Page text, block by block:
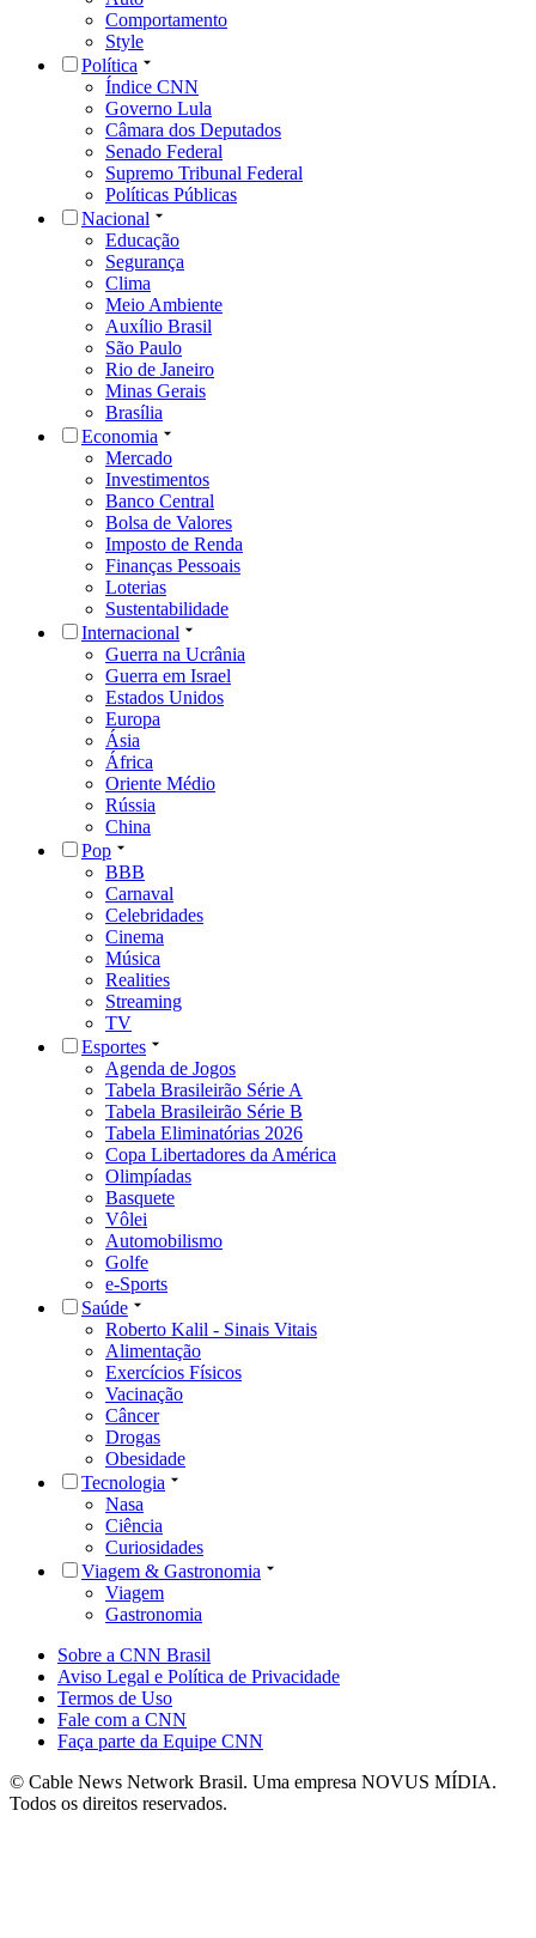
Comportamento
Style
Política
Índice CNN
Governo Lula
Câmara dos Deputados
Senado Federal
Supremo Tribunal Federal
Políticas Públicas
Nacional
Educação
Segurança
Clima
Meio Ambiente
Auxílio Brasil
São Paulo
Rio de Janeiro
Minas Gerais
Brasília
Economia
Mercado
Investimentos
Banco Central
Bolsa de Valores
Imposto de Renda
Finanças Pessoais
Loterias
Sustentabilidade
Internacional
Guerra na Ucrânia
Guerra em Israel
Estados Unidos
Europa
Ásia
África
Oriente Médio
Rússia
China
Pop
BBB
Carnaval
Celebridades
Cinema
Música
Realities
Streaming
TV
Esportes
Agenda de Jogos
Tabela Brasileirão Série A
Tabela Brasileirão Série B
Tabela Eliminatórias 2026
Copa Libertadores da América
Olimpíadas
Basquete
Vôlei
Automobilismo
Golfe
e-Sports
Saúde
Roberto Kalil - Sinais Vitais
Alimentação
Exercícios Físicos
Vacinação
Câncer
Drogas
Obesidade
Tecnologia
Nasa
Ciência
Curiosidades
Viagem & Gastronomia
Viagem
Gastronomia
Sobre a CNN Brasil
Aviso Legal e Política de Privacidade
Termos de Uso
Fale com a CNN
Faça parte da Equipe CNN
© Cable News Network Brasil. Uma empresa NOVUS MÍDIA.
Todos os direitos reservados.